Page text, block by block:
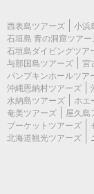
西表島ツアーズ 小浜
石垣島 青の洞窟ツアー
石垣島ダイビングツア
与那国島ツアーズ
宮
パンプキンホールツア
沖縄恩納村ツアーズ
水納島ツアーズ
ホエ
奄美ツアーズ
屋久島
プーケットツアーズ
北海道観光ツアーズ